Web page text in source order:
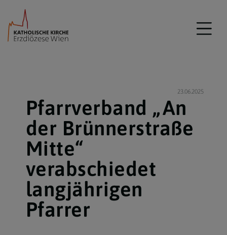
23.06.2025
Pfarrverband „An
der Brünnerstraße
Mitte“
verabschiedet
langjährigen
Pfarrer